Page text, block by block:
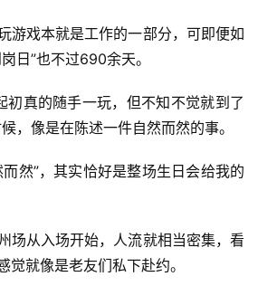
游戏本就是工作的一部分，可即便如
日”也不过690余天。
初真的随手一玩，但不知不觉就到了
，像是在陈述一件自然而然的事。
然”，其实恰好是整场生日会给我的
场从入场开始，人流就相当密集，看
觉就像是老友们私下赴约。